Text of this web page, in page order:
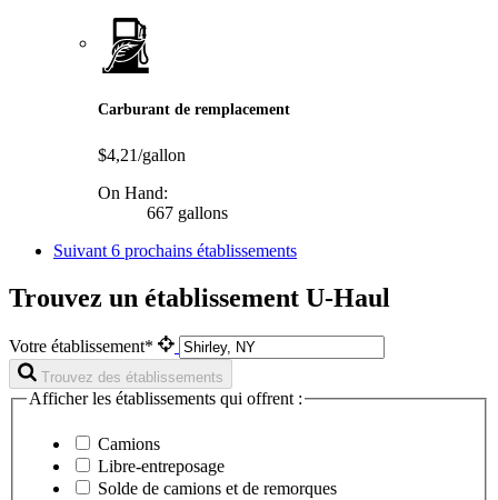
Carburant de remplacement
$4,21/gallon
On Hand:
667 gallons
Suivant 6 prochains établissements
Trouvez un établissement U-Haul
Votre établissement*
Trouvez des établissements
Afficher les établissements qui offrent :
Camions
Libre-entreposage
Solde de camions et de remorques